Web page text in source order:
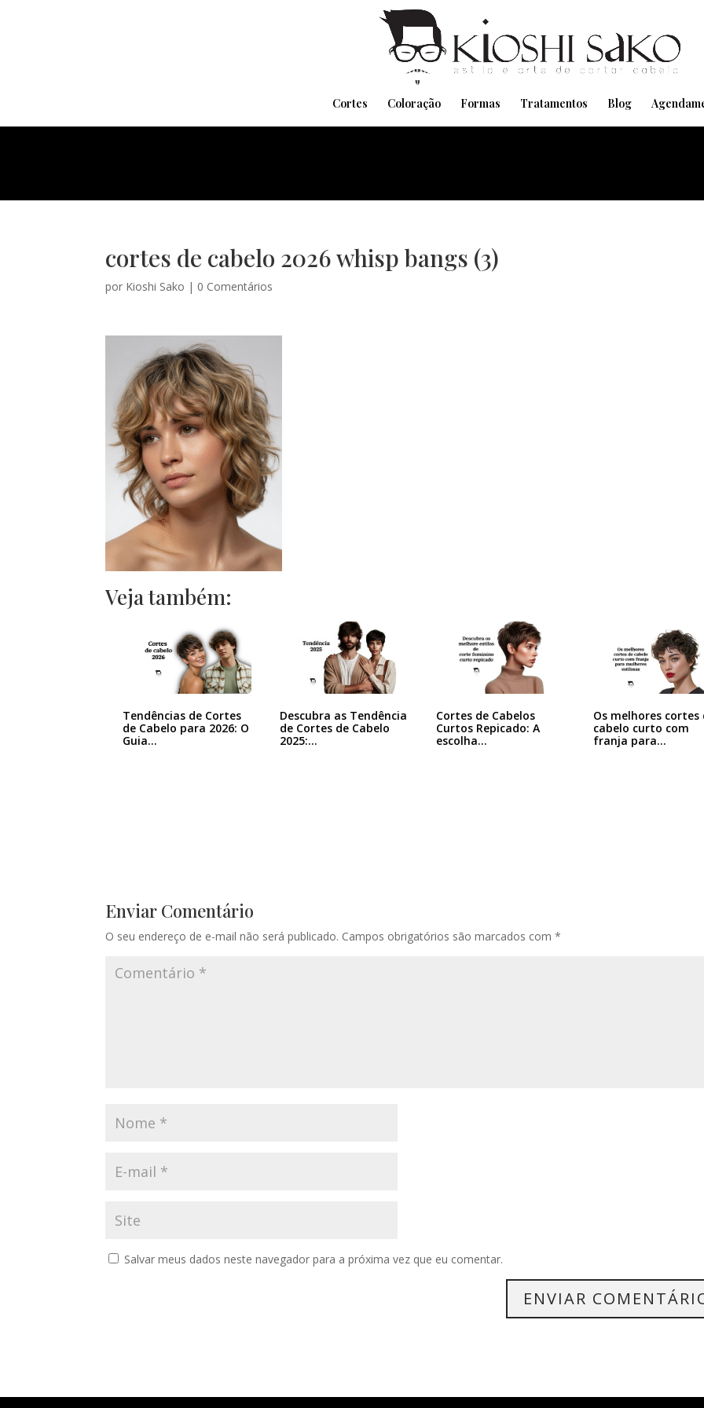
Cortes Coloração Formas Tratamentos Blog
cortes de cabelo 2026 whisp bangs (3)
por Kioshi Sako | 0 Comentários
Veja também:
Tendências de Cortes
de Cabelo para 2026: O
Guia…
Descubra as Tendência
de Cortes de Cabelo
2025:…
Cortes de Cabelos
Curtos Repicado: A
escolha…
Os melhores cortes
cabelo curto com
franja para…
Enviar Comentário
O seu endereço de e-mail não será publicado. Campos obrigatórios são marcados com*
Salvar meus dados neste navegador para a próxima vez que eu comentar.
Pensando em transformar seu Visual??
Agende pelo Whatsapp